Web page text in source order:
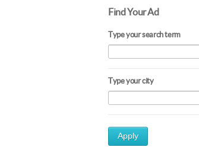
Find Your Ad
Type your search term
Type your city
Apply